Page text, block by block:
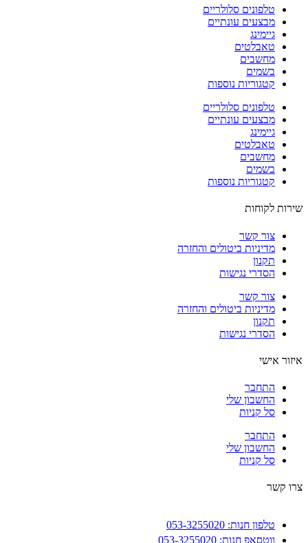
טלפונים סלולריים
מבצעים עונתיים
גיימינג
טאבלטים
מחשבים
בשמים
קטגוריות נוספות
טלפונים סלולריים
מבצעים עונתיים
גיימינג
טאבלטים
מחשבים
בשמים
קטגוריות נוספות
לקוחות
צור קשר
מדיניות ביטולים והחזרה
תקנון
הסדרי נגישות
צור קשר
מדיניות ביטולים והחזרה
תקנון
הסדרי נגישות
אישי
התחבר
החשבון שלי
סל קניות
התחבר
החשבון שלי
סל קניות
קשר
טלפון חנות: 053-3255020
ווטסאפ חנות: 053-3255020